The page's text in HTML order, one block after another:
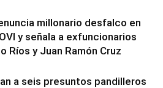
millonario desfalco en
y señala a exfuncionarios
Ríos y Juan Ramón Cruz
a seis presuntos pandilleros